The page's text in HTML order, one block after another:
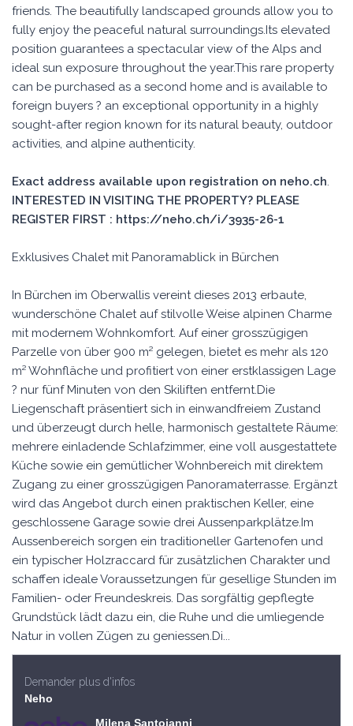
friends. The beautifully landscaped grounds allow you to
fully enjoy the peaceful natural surroundings.Its elevated
position guarantees a spectacular view of the Alps and
ideal sun exposure throughout the year.This rare property
can be purchased as a second home and is available to
foreign buyers ? an exceptional opportunity in a highly
sought-after region known for its natural beauty, outdoor
activities, and alpine authenticity.
Exact address available upon registration on neho.ch.
INTERESTED IN VISITING THE PROPERTY? PLEASE
REGISTER FIRST : https://neho.ch/i/3935-26-1
Exklusives Chalet mit Panoramablick in Bürchen
In Bürchen im Oberwallis vereint dieses 2013 erbaute,
wunderschöne Chalet auf stilvolle Weise alpinen Charme
mit modernem Wohnkomfort. Auf einer grosszügigen
Parzelle von über 900 m² gelegen, bietet es mehr als 120
m² Wohnfläche und profitiert von einer erstklassigen Lage
? nur fünf Minuten von den Skiliften entfernt.Die
Liegenschaft präsentiert sich in einwandfreiem Zustand
und überzeugt durch helle, harmonisch gestaltete Räume:
mehrere einladende Schlafzimmer, eine voll ausgestattete
Küche sowie ein gemütlicher Wohnbereich mit direktem
Zugang zu einer grosszügigen Panoramaterrasse. Ergänzt
wird das Angebot durch einen praktischen Keller, eine
geschlossene Garage sowie drei Aussenparkplätze.Im
Aussenbereich sorgen ein traditioneller Gartenofen und
ein typischer Holzraccard für zusätzlichen Charakter und
schaffen ideale Voraussetzungen für gesellige Stunden im
Familien- oder Freundeskreis. Das sorgfältig gepflegte
Grundstück lädt dazu ein, die Ruhe und die umliegende
Natur in vollen Zügen zu geniessen.Di...
Demander plus d'infos
Neho
Milena Santoianni